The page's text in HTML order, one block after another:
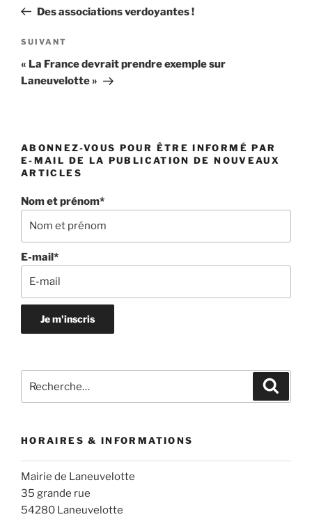
l’article
précédent
Des associations verdoyantes !
Article
suivant
SUIVANT
« La France devrait prendre exemple sur
Laneuvelotte »
ABONNEZ-VOUS POUR ÊTRE INFORMÉ PAR
E-MAIL DE LA PUBLICATION DE NOUVEAUX
ARTICLES
Nom et prénom*
E-mail*
pour
HORAIRES & INFORMATIONS
Mairie de Laneuvelotte
35 grande rue
54280 Laneuvelotte